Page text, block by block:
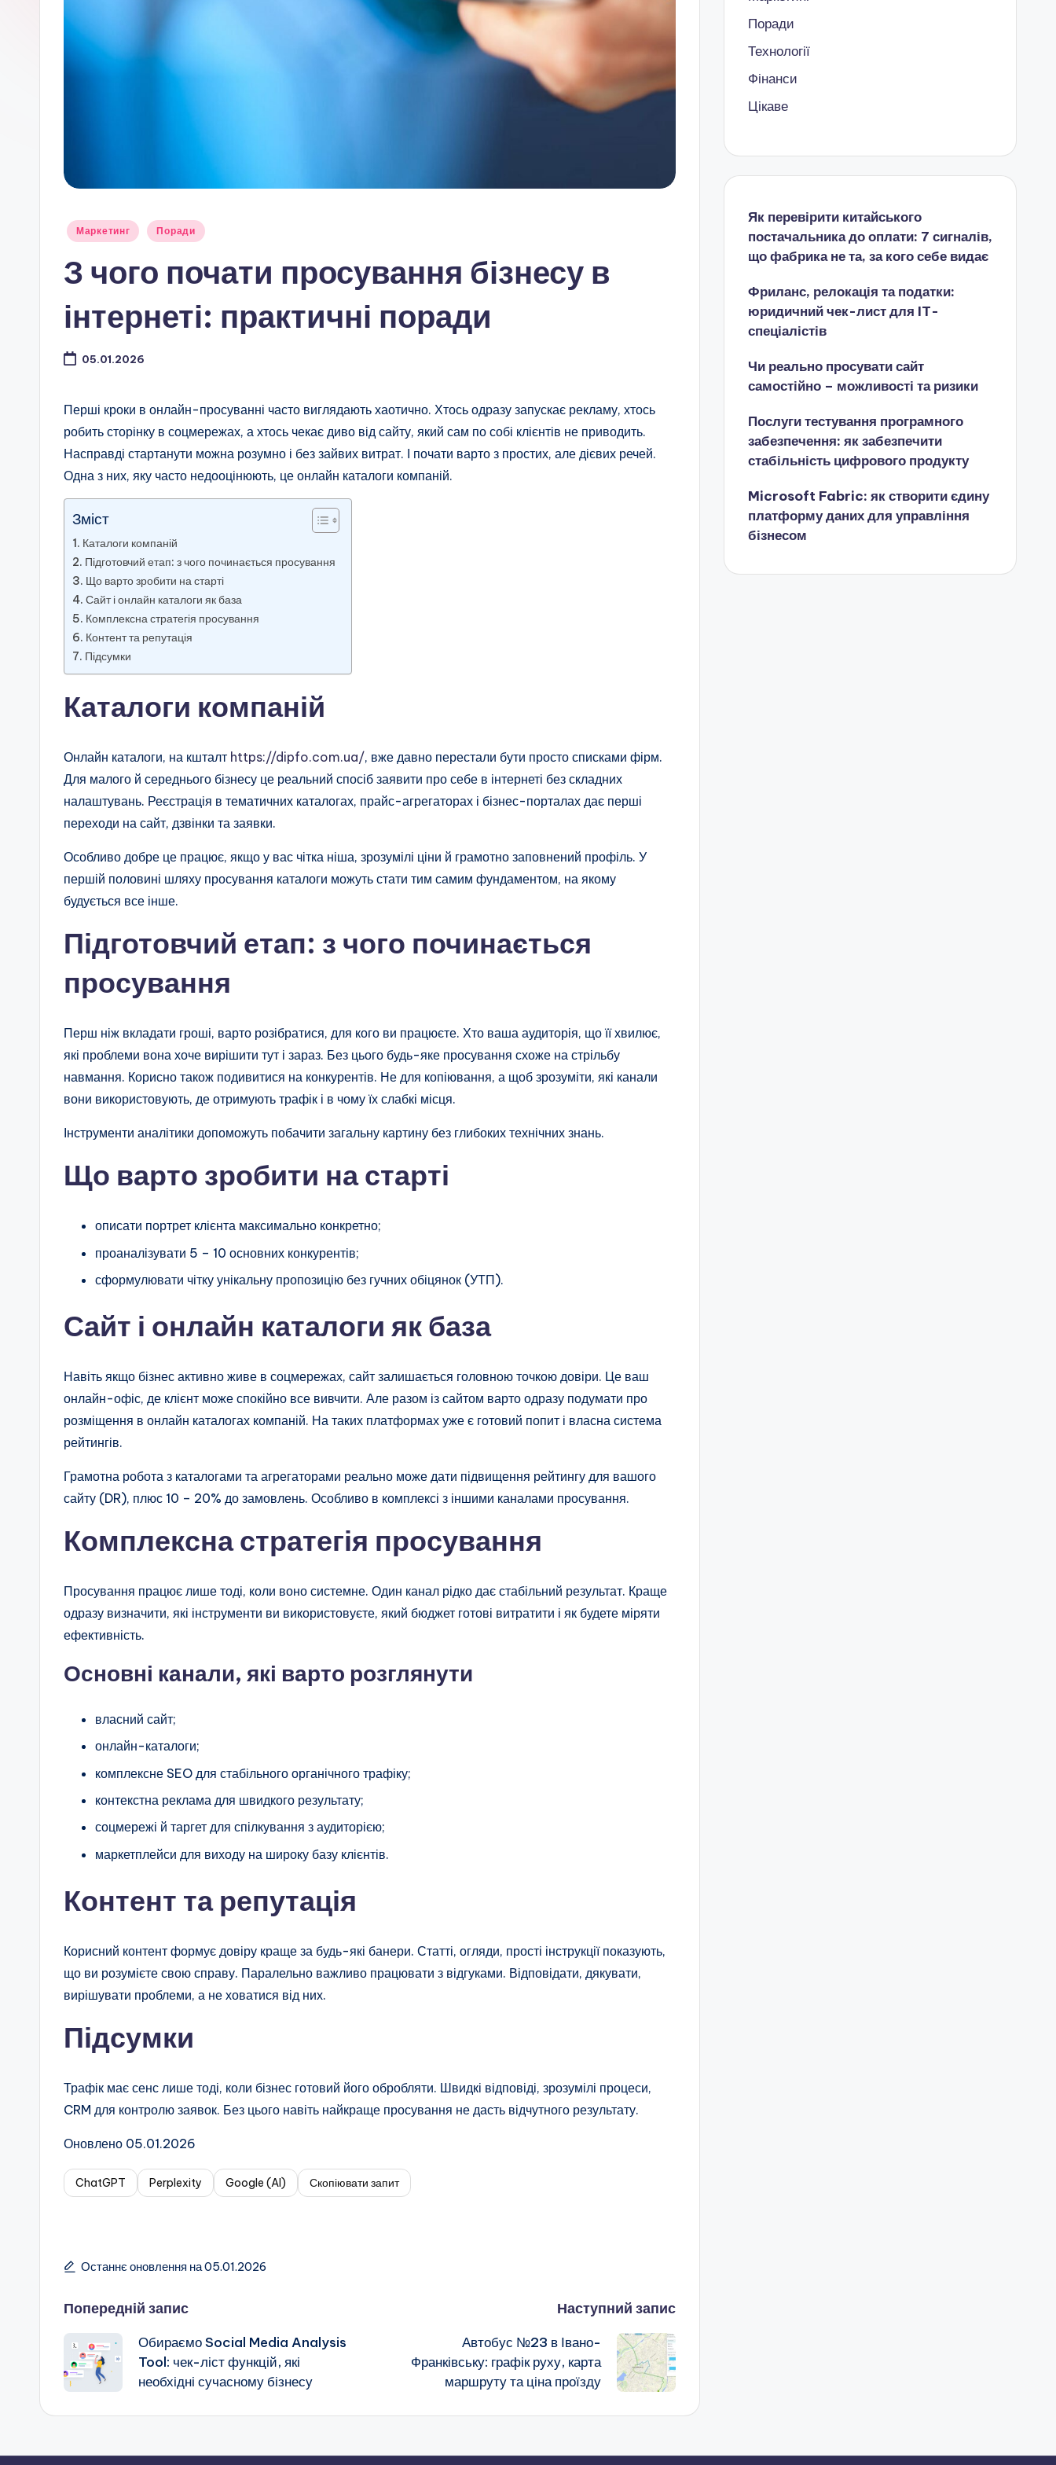
Опубліковано
Маркетинг Поради
З чого почати просування бізнесу в
інтернеті: практичні поради
05.01.2026
Перші кроки в онлайн-просуванні часто виглядають хаотично. Хтось одразу запускає рекламу, хтось
робить сторінку в соцмережах, а хтось чекає диво від сайту, який сам по собі клієнтів не приводить.
Насправді стартанути можна розумно і без зайвих витрат. І почати варто з простих, але дієвих речей.
Одна з них, яку часто недооцінюють, це онлайн каталоги компаній.
Зміст
Каталоги компаній
Підготовчий етап: з чого починається просування
Що варто зробити на старті
Сайт і онлайн каталоги як база
Комплексна стратегія просування
Контент та репутація
Підсумки
Каталоги компаній
Онлайн каталоги, на кшталт https://dipfo.com.ua/, вже давно перестали бути просто списками фірм.
Для малого й середнього бізнесу це реальний спосіб заявити про себе в інтернеті без складних
налаштувань. Реєстрація в тематичних каталогах, прайс-агрегаторах і бізнес-порталах дає перші
переходи на сайт, дзвінки та заявки.
Особливо добре це працює, якщо у вас чітка ніша, зрозумілі ціни й грамотно заповнений профіль. У
першій половині шляху просування каталоги можуть стати тим самим фундаментом, на якому
будується все інше.
Підготовчий етап: з чого починається
просування
Перш ніж вкладати гроші, варто розібратися, для кого ви працюєте. Хто ваша аудиторія, що її хвилює,
які проблеми вона хоче вирішити тут і зараз. Без цього будь-яке просування схоже на стрільбу
навмання. Корисно також подивитися на конкурентів. Не для копіювання, а щоб зрозуміти, які канали
вони використовують, де отримують трафік і в чому їх слабкі місця.
Інструменти аналітики допоможуть побачити загальну картину без глибоких технічних знань.
Що варто зробити на старті
описати портрет клієнта максимально конкретно;
проаналізувати 5 – 10 основних конкурентів;
сформулювати чітку унікальну пропозицію без гучних обіцянок (УТП).
Сайт і онлайн каталоги як база
Навіть якщо бізнес активно живе в соцмережах, сайт залишається головною точкою довіри. Це ваш
онлайн-офіс, де клієнт може спокійно все вивчити. Але разом із сайтом варто одразу подумати про
розміщення в онлайн каталогах компаній. На таких платформах уже є готовий попит і власна система
рейтингів.
Грамотна робота з каталогами та агрегаторами реально може дати підвищення рейтингу для вашого
сайту (DR), плюс 10 – 20% до замовлень. Особливо в комплексі з іншими каналами просування.
Комплексна стратегія просування
Просування працює лише тоді, коли воно системне. Один канал рідко дає стабільний результат. Краще
одразу визначити, які інструменти ви використовуєте, який бюджет готові витратити і як будете міряти
ефективність.
Основні канали, які варто розглянути
власний сайт;
онлайн-каталоги;
комплексне SEO для стабільного органічного трафіку;
контекстна реклама для швидкого результату;
соцмережі й таргет для спілкування з аудиторією;
маркетплейси для виходу на широку базу клієнтів.
Контент та репутація
Корисний контент формує довіру краще за будь-які банери. Статті, огляди, прості інструкції показують,
що ви розумієте свою справу. Паралельно важливо працювати з відгуками. Відповідати, дякувати,
вирішувати проблеми, а не ховатися від них.
Підсумки
Трафік має сенс лише тоді, коли бізнес готовий його обробляти. Швидкі відповіді, зрозумілі процеси,
CRM для контролю заявок. Без цього навіть найкраще просування не дасть відчутного результату.
Оновлено 05.01.2026
ChatGPT Perplexity Google (AI) Скопіювати запит
Останнє оновлення на 05.01.2026
Навігація
по
запису
Попередній запис
Обираємо Social Media Analysis
Tool: чек-ліст функцій, які
необхідні сучасному бізнесу
Наступний запис
Автобус №23 в Івано-
Франківську: графік руху, карта
маршруту та ціна проїзду
Поради
Технології
Фінанси
Цікаве
Як перевірити китайського
постачальника до оплати: 7 сигналів,
що фабрика не та, за кого себе видає
Фриланс, релокація та податки:
юридичний чек-лист для IT-
спеціалістів
Чи реально просувати сайт
самостійно – можливості та ризики
Послуги тестування програмного
забезпечення: як забезпечити
стабільність цифрового продукту
Microsoft Fabric: як створити єдину
платформу даних для управління
бізнесом